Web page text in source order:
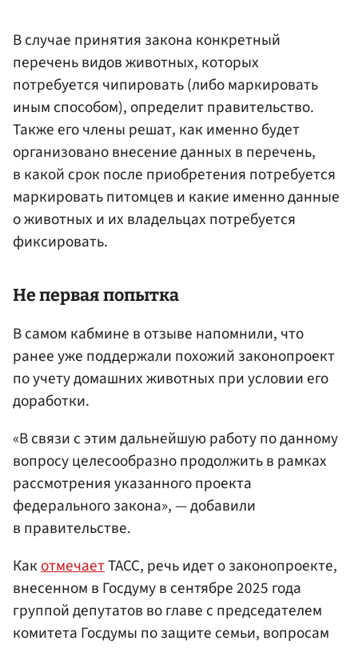
В случае принятия закона конкретный
перечень видов животных, которых
потребуется чипировать (либо маркировать
иным способом), определит правительство.
Также его члены решат, как именно будет
организовано внесение данных в перечень,
в какой срок после приобретения потребуется
маркировать питомцев и какие именно данные
о животных и их владельцах потребуется
фиксировать.
Не первая попытка
В самом кабмине в отзыве напомнили, что
ранее уже поддержали похожий законопроект
по учету домашних животных при условии его
доработки.
«В связи с этим дальнейшую работу по данному
вопросу целесообразно продолжить в рамках
рассмотрения указанного проекта
федерального закона», — добавили
в правительстве.
КакотмечаетТАСС, речь идет о законопроекте,
внесенном в Госдуму в сентябре 2025 года
группой депутатов во главе с председателем
комитета Госдумы по защите семьи, вопросам